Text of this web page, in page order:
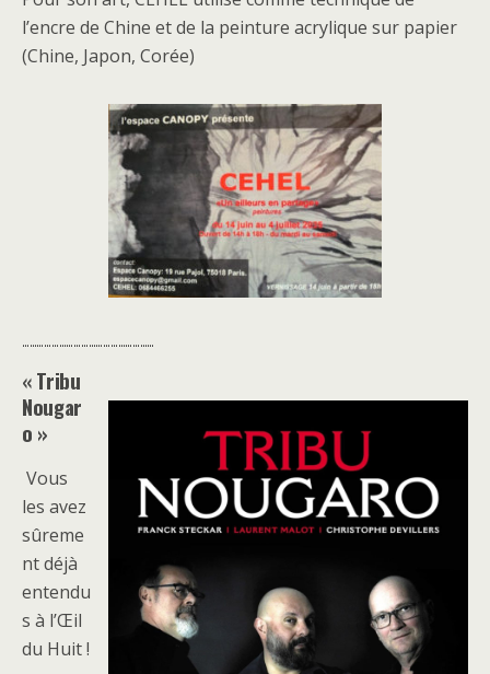
l’encre de Chine et de la peinture acrylique sur papier
(Chine, Japon, Corée)
………………………………………………
« Tribu
Nougar
o »
Vous
les avez
sûreme
nt déjà
entendu
s à l’Œil
du Huit !